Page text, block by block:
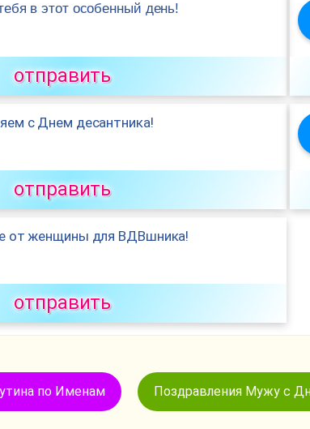
в этот особенный день!
отправить
с Днем десантника!
отправить
от женщины для ВДВшника!
отправить
по Именам Поздравления Мужу с